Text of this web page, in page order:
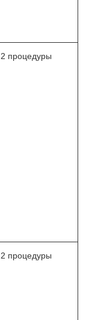
2 процедуры
2 процедуры